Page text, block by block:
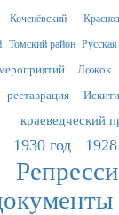
Коченёвский
Томский район
Ложок
реставрация
краеведческий
1930 год